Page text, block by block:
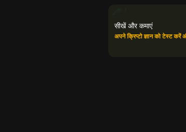
सीखें और कमाएं
अपने क्रिप्टो ज्ञान को टेस्ट करें